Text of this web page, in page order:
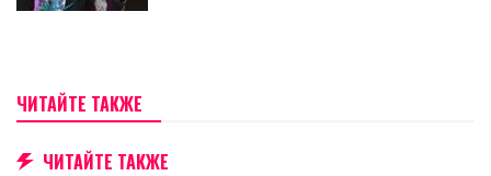
ЧИТАЙТЕ ТАКЖЕ
ЧИТАЙТЕ ТАКЖЕ